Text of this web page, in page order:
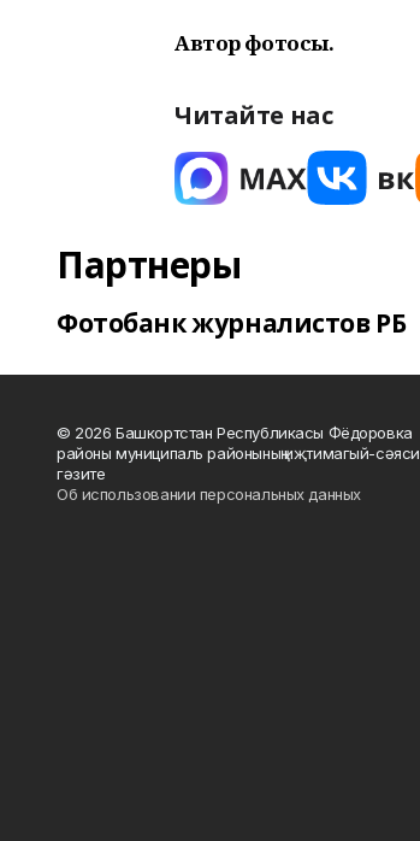
Автор фотосы.
Читайте нас
Партнеры
Фотобанк журналистов РБ
© 2026 Башкортстан Республикасы Фёдоровка
районы муниципаль районының иҗтимагый-сәяси
гәзите
Об использовании персональных данных